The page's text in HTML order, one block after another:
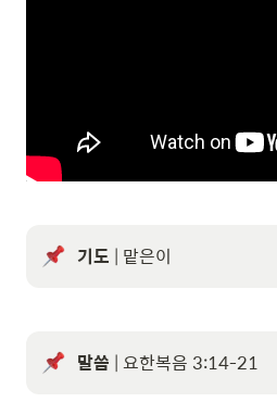
기도 | 맡은이
말씀 | 요한복음 3:14-21